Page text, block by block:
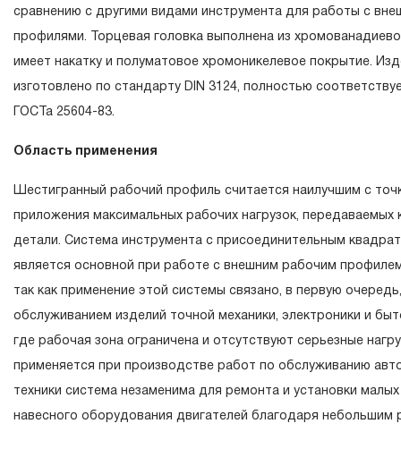
сравнению с другими видами инструмента для работы с
профилями. Торцевая головка выполнена из
имеет накатку и полуматовое хромоникелевое покрытие.
изготовлено по стандарту DIN 3124, полностью
ГОСТа 25604-83.
Область применения
Шестигранный рабочий профиль считается наилучшим с
приложения максимальных рабочих нагрузок, передаваемых
детали. Система инструмента с присоединительным
является основной при работе с внешним рабочим
так как применение этой системы связано, в первую
обслуживанием изделий точной механики, электроники и
где рабочая зона ограничена и отсутствуют серьезные
применяется при производстве работ по обслуживанию
техники система незаменима для ремонта и установки малых
навесного оборудования двигателей благодаря небольшим
1.1 Понятие «ПОЖИЗНЕННАЯ ГАРАНТИЯ» включает в
неограниченного срока поддержания гарантийных
течение всего периода эксплуатации изделия, а также
ремонт вышедшего из строя инструмента, если при
технической экспертизы было установлено, что
нарушал технологию в процессе его производства.
2. Понятие «ОГРАНИЧЕННАЯ ГАРАНТИЯ»
2.1 На инструмент, имеющий в своей конструкции
СХЕМУ (МЕХАНИЗМ) распространяется понятие
повышенным износом при использовании и определен в